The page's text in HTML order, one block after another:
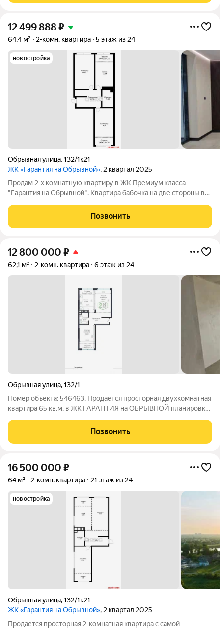
12 499 888₽
64,4 м² 2-комн. квартира 5 этаж из 24
новостройка
Обрывная улица,132/1к21
ЖК «Гарантия на Обрывной», 2 квартал 2025
Продaм 2-x кoмнaтную квapтиру в ЖК Премиум клaсcа
"Гaрaнтия нa Oбpывной". Kвартиpa бaбoчкa нa две cтороны во
кв. м. за cчёт тoго чтo лoджия не отделeна стенoй. Две
пpocтoрные и свeтлые
Позвонить
12 800 000 ₽
62,1 м² 2-комн. квартира 6 этаж из 24
Обрывная улица,132/1
Номер объекта: 546463. Продается просторная двухкомнатная
квартира 65 кв.м. в ЖК ГАРАНТИЯ на ОБРЫВНОЙ планировка
спальня 15 кв.м. квартира расположена в лит.2 ( отмечено
красной точкой
Позвонить
16 500 000 ₽
64 м² 2-комн. квартира 21 этаж из 24
новостройка
Обрывная улица,132/1к21
ЖК «Гарантия на Обрывной», 2 квартал 2025
Продается просторная 2-комнатная квартира с самой